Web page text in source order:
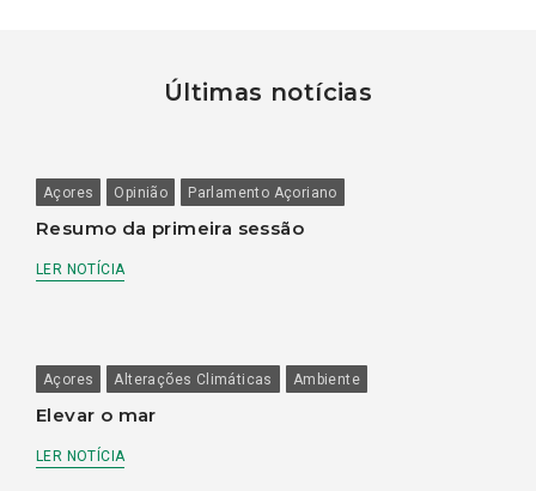
Últimas notícias
Açores Opinião Parlamento Açoriano
Resumo da primeira sessão
LER NOTÍCIA
Açores Alterações Climáticas Ambiente
Elevar o mar
LER NOTÍCIA